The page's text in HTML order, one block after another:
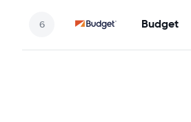
Budget